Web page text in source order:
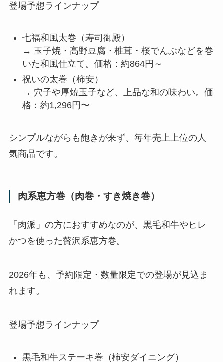
登場予想ラインナップ
七福和風太巻（寿司御殿）
→ 玉子焼・高野豆腐・椎茸・桜でんぶなどを巻
いた和風仕立て。価格：約864円～
祝いの太巻（柿安）
→ 穴子や厚焼玉子など、上品な和の味わい。価
格：約1,296円〜
シンプルながらも飽きが来ず、毎年売上上位の人
気商品です。
肉系恵方巻（肉巻・すき焼き巻）
「肉派」の方におすすめなのが、黒毛和牛やヒレ
かつを使った贅沢系恵方巻。
2026年も、予約限定・数量限定での登場が見込ま
れます。
登場予想ラインナップ
黒毛和牛ステーキ巻（柿安ダイニング）